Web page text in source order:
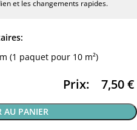
et les changements rapides.
(1 paquet pour 10 m²)
Prix: 7,50€
AU PANIER